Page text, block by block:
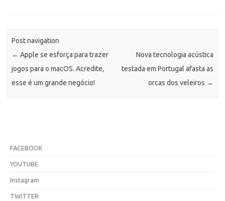
Post navigation
← Apple se esforça para trazer
jogos para o macOS. Acredite,
esse é um grande negócio!
Nova tecnologia acústica
testada em Portugal afasta as
orcas dos veleiros →
FACEBOOK
YOUTUBE
Instagram
TWITTER